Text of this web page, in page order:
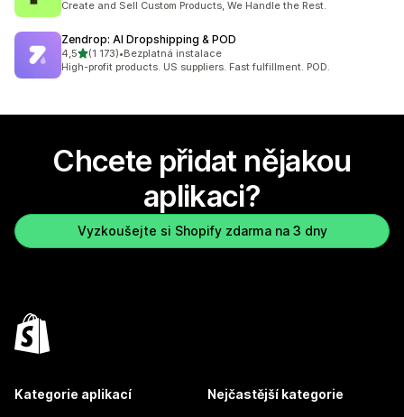
Create and Sell Custom Products, We Handle the Rest.
Zendrop: AI Dropshipping & POD
4,5z 5 hvězd
(1 173)
Celkový počet recenzí: 1173
•Bezplatná instalace
High-profit products. US suppliers. Fast fulfillment. POD.
Chcete přidat nějakou
aplikaci?
Vyzkoušejte si Shopify zdarma na 3 dny
Kategorie aplikací Nejčastější kategorie